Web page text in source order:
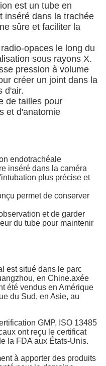
est un tube en
inséré dans la trachée
sûre et faciliter la
opaces le long du
sous rayons X.
pression à volume
créer un joint dans la
d'air.
de tailles pour
et d'anatomie
endotrachéale
inséré dans la caméra
plus précise et
permet de conserver
et de garder
du tube pour maintenir
est situé dans le parc
en Chine.axée
été vendus en Amérique
du Sud, en Asie, au
GMP, ISO 13485
ont reçu le certificat
la FDA aux États-Unis.
à apporter des produits